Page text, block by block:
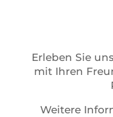
Erleben Sie
mit Ihren
Weitere